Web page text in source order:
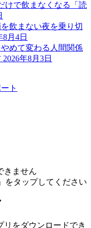
で飲まなくなる「読
飲まない夜を乗り切
8月4日
めて変わる人間関係
2026年8月3日
ト
きません
をタップしてください
リをダウンロードでき